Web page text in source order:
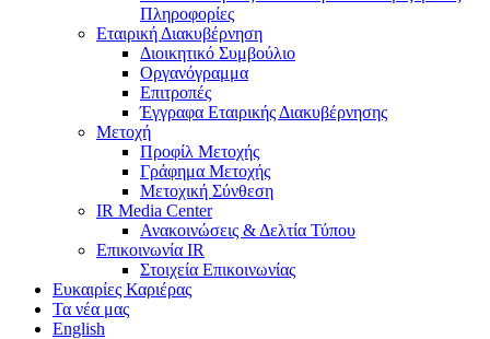
Πληροφορίες
Εταιρική Διακυβέρνηση
Διοικητικό Συμβούλιο
Οργανόγραμμα
Επιτροπές
Έγγραφα Εταιρικής Διακυβέρνησης
Μετοχή
Προφίλ Μετοχής
Γράφημα Μετοχής
Μετοχική Σύνθεση
IR Media Center
Ανακοινώσεις & Δελτία Τύπου
Επικοινωνία IR
Στοιχεία Επικοινωνίας
Ευκαιρίες Καριέρας
Τα νέα μας
English